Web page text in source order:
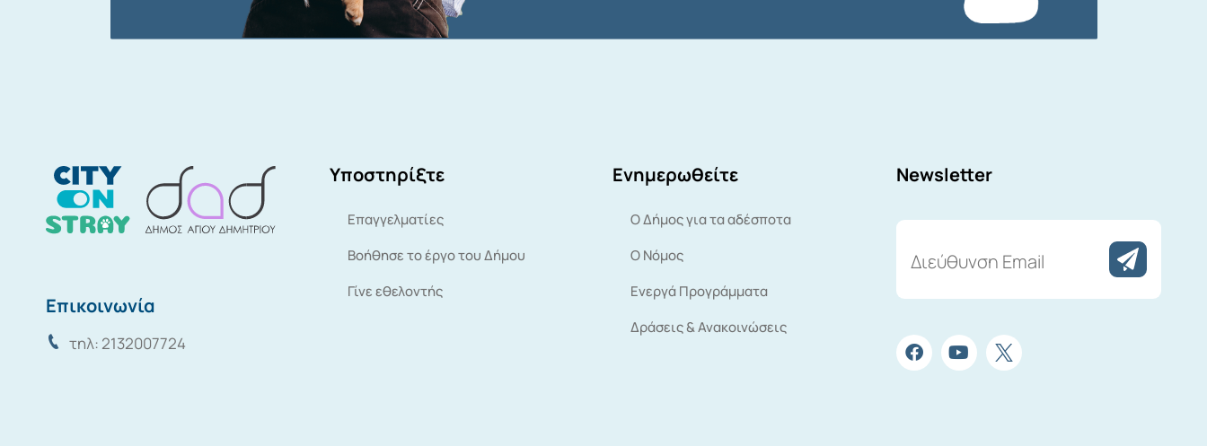
Επικοινωνία
τηλ: 2132007724
Υποστηρίξτε
Επαγγελματίες
Βοήθησε το έργο του Δήμου
Γίνε εθελοντής
Ενημερωθείτε
Ο Δήμος για τα αδέσποτα
Ο Νόμος
Ενεργά Προγράμματα
Δράσεις & Ανακοινώσεις
Newsletter
Email